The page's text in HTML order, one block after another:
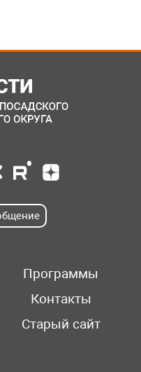
Программы
Контакты
Старый сайт